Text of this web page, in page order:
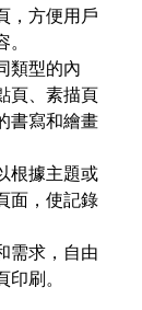
，方便用戶
。
類型的內
頁、素描頁
書寫和繪畫
根據主題或
面，使記錄
需求，自由
印刷。